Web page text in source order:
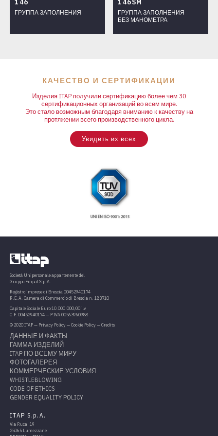
ГРУППА ЗАПОЛНЕНИЯ
ГРУППА ЗАПОЛНЕНИЯ
БЕЗ МАНОМЕТРА
КАЧЕСТВО И СЕРТИФИКАЦИИ
Изделия ITAP получили сертификацию более чем 30
сертификационных организаций во всем мире.
Это стало возможным благодаря вниманию к качеству на
протяжении всего производственного цикла.
Увидеть их всех
Società Unipersonale appartenente del
Gruppo Finpat S.p.A.
Registro imprese di Brescia 00452940174
R.E.A. Camera di Commercio di Brescia n. 183710
Capitale Sociale Euro 10.000.000,00 i.v.
C.F. 00452940174 — P.IVA 00563960988
© 2020 ITAP — Privacy Policy —Cookie Policy —Credits
ДАННЫЕ И ФАКТЫ
ГАММА ИЗДЕЛИЙ
ITAP ПО ВСЕМУ МИРУ
ФОТОГАЛЕРЕЯ
КОММЕРЧЕСКИЕ УСЛОВИЯ
WHISTLEBLOWING
CODE OF ETHICS
GENDER EQUALITY POLICY
ITAP S.p.A.
Via Ruca, 19
25065 Lumezzane
ФИТИНГИ
РЕДУКТОРЫ ДАВЛЕНИЯ И АКСЕССУАРЫ ДЛЯ СИСТЕМ